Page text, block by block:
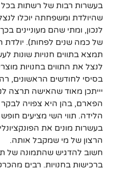
בעשרות רבות של רשתות בכל
שהיולדת ומשפחתה יוכלו
לנכון, ומתי שהם מעוניינים
של כמה שנים לפחות). יולדת
תמצא בתווים חנויות שונות
לנצל את התווים בחנויות
בסיסי לחודשים הראשונים,
יייתכן מאוד שהאישה תרצה
הפארם, בהן היא צפויה לבקר
הלידה. תווי השי מציעים
בעשרות מונים את
הרצון של מי שמקבל אותה.
חשוב להדגיש שהתמונה של
ברכישות בחנויות. רבים